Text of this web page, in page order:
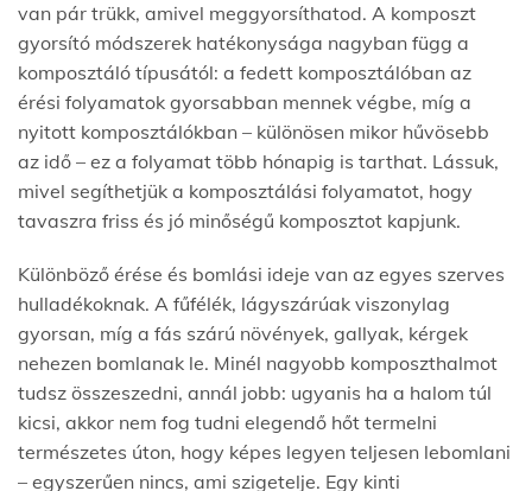
van pár trükk, amivel meggyorsíthatod. A komposzt
gyorsító módszerek hatékonysága nagyban függ a
komposztáló típusától: a fedett komposztálóban az
érési folyamatok gyorsabban mennek végbe, míg a
nyitott komposztálókban – különösen mikor hűvösebb
az idő – ez a folyamat több hónapig is tarthat. Lássuk,
mivel segíthetjük a komposztálási folyamatot, hogy
tavaszra friss és jó minőségű komposztot kapjunk.
Különböző érése és bomlási ideje van az egyes szerves
hulladékoknak. A fűfélék, lágyszárúak viszonylag
gyorsan, míg a fás szárú növények, gallyak, kérgek
nehezen bomlanak le. Minél nagyobb komposzthalmot
tudsz összeszedni, annál jobb: ugyanis ha a halom túl
kicsi, akkor nem fog tudni elegendő hőt termelni
természetes úton, hogy képes legyen teljesen lebomlani
– egyszerűen nincs, ami szigetelje. Egy kinti